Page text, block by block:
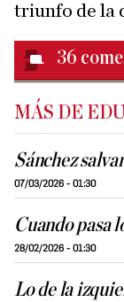
triunfo de la
36
MÁS DE
Sánchez
07/03/2026 - 01:30
Cuando pasa
28/02/2026 - 01:30
Lo de la